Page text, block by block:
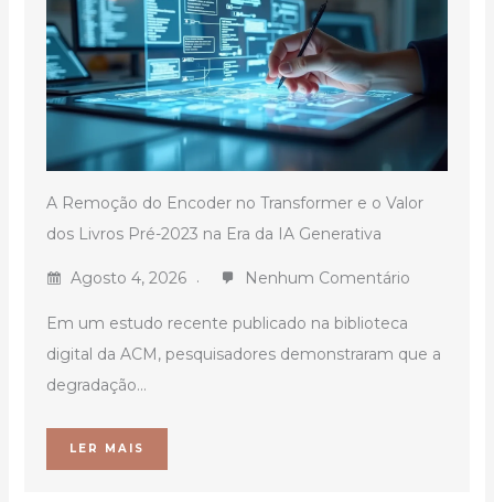
A Remoção do Encoder no Transformer e o Valor
dos Livros Pré-2023 na Era da IA Generativa
Agosto 4, 2026 Nenhum Comentário
Em um estudo recente publicado na biblioteca
digital da ACM, pesquisadores demonstraram que a
degradação...
LER MAIS